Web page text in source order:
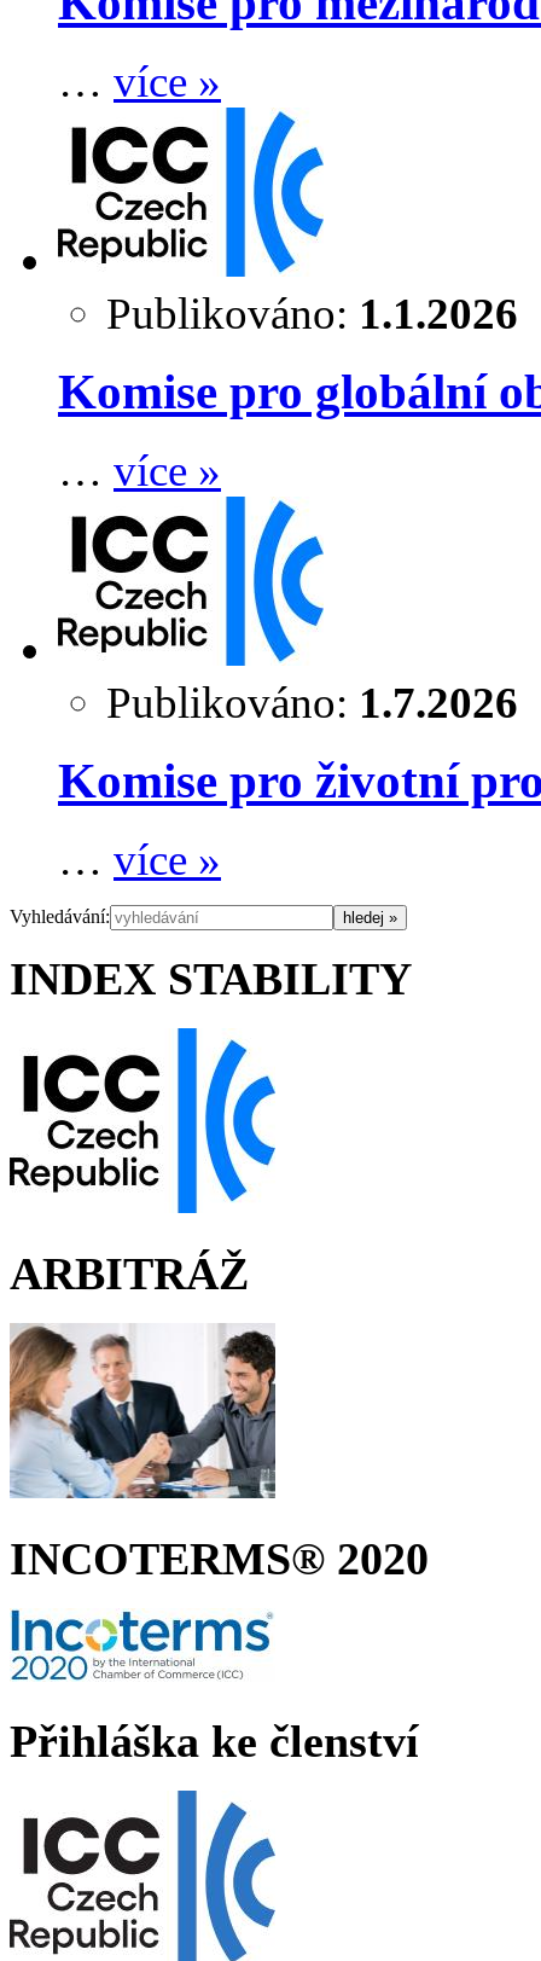
… více »
Publikováno: 1.1.2026
Komise pro globální
… více »
Publikováno: 1.7.2026
Komise pro životní
… více »
Vyhledávání:
INDEX STABILITY
ARBITRÁŽ
INCOTERMS® 2020
Přihláška ke členství